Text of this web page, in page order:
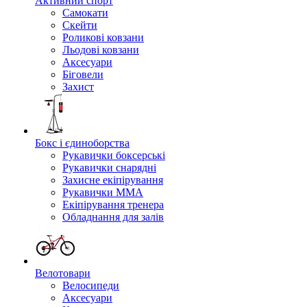
Самокати
Скейти
Роликові ковзани
Льодові ковзани
Аксесуари
Біговели
Захист
Бокс і єдиноборства
Рукавички боксерські
Рукавички снарядні
Захисне екіпірування
Рукавички ММА
Екіпірування тренера
Обладнання для залів
Велотовари
Велосипеди
Аксесуари